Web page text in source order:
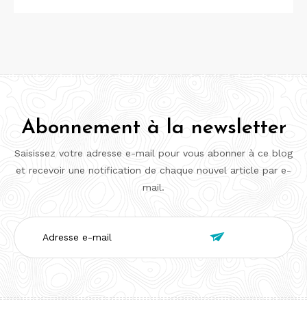
Abonnement à la newsletter
Saisissez votre adresse e-mail pour vous abonner à ce blog
et recevoir une notification de chaque nouvel article par e-
mail.
Adresse
e-
mail
